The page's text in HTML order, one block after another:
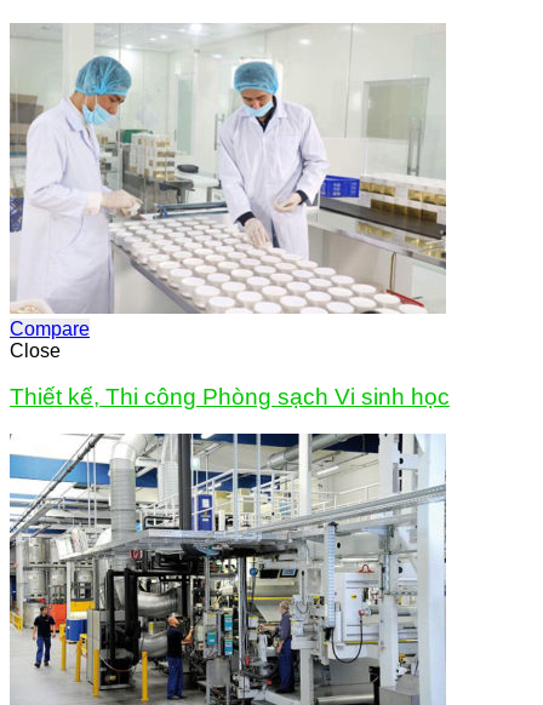
Compare
Close
Thiết kế, Thi công Phòng sạch Vi sinh học